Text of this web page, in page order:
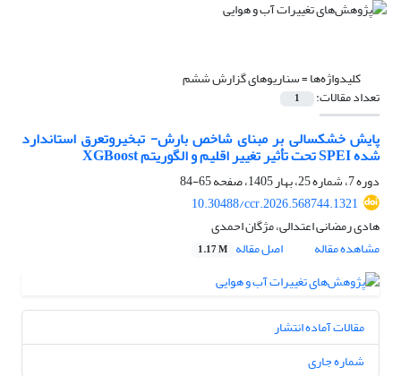
کلیدواژه‌ها =سناریوهای گزارش ششم
تعداد مقالات: 1
پایش خشکسالی بر مبنای شاخص بارش- تبخیروتعرق استاندارد
شده SPEI تحت تأثیر تغییر اقلیم و الگوریتم XGBoost
دوره 7، شماره 25، بهار 1405، صفحه
65-84
10.30488/ccr.2026.568744.1321
هادی رمضانی اعتدالی، مژگان احمدی
مشاهده مقاله
اصل مقاله 1.17 M
مقالات آماده انتشار
شماره جاری